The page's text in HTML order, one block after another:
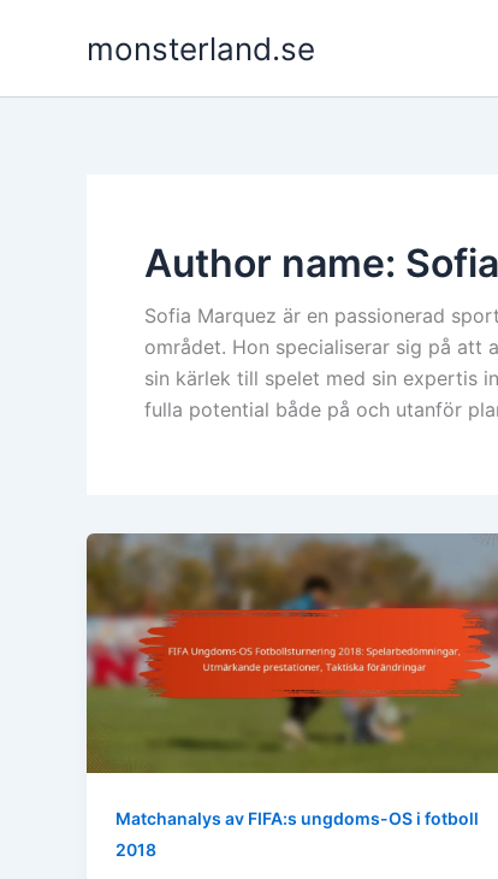
monsterland.se
Author name:
Sofia Marquez är en passionerad
området. Hon specialiserar sig på att
sin kärlek till spelet med sin expertis
fulla potential både på och utanför
Matchanalys av FIFA:s ungdoms-OS i fotboll
2018